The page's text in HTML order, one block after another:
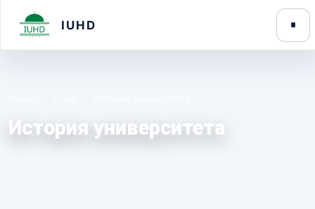
IUHD
История университета